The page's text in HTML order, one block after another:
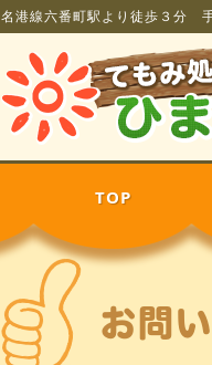
名港線六番町駅より徒歩３分
TOP
お問